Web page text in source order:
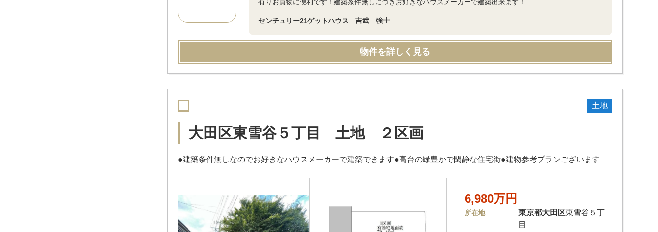
有りお買物に便利です！建築条件無しにつきお好きなハウスメーカーで建築出来ます！
センチュリー21ゲットハウス 吉武 強士
物件を詳しく見る
土地
大田区東雪谷５丁目 土地 ２区画
●建築条件無しなのでお好きなハウスメーカーで建築できます●高台の緑豊かで閑静な住宅街●建物参考プランございます
6,980万円
所在地 東京都大田区東雪谷５丁
目